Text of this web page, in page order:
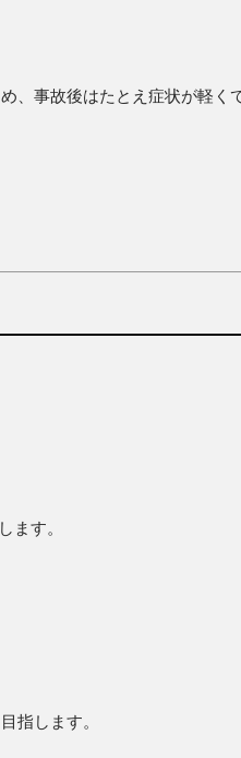
、事故後はたとえ症状が軽く
ます。
指します。